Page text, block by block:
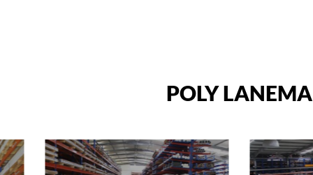
POLY LANEMA